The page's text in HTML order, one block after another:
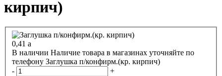
кирпич)
0,41 a
В наличии Наличие товара в магазинах уточняйте по
телефону Заглушка п/конфирм.(кр. кирпич)
-
+